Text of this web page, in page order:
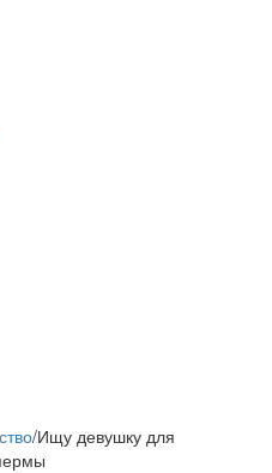
/Ищу девушку для